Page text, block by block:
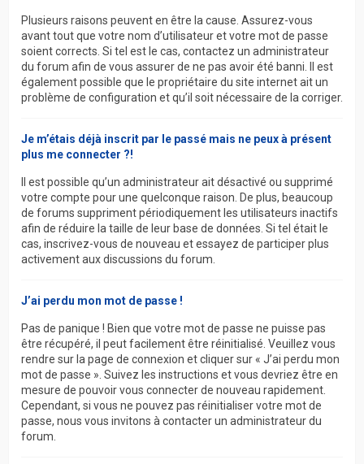
Plusieurs raisons peuvent en être la cause. Assurez-vous
avant tout que votre nom d’utilisateur et votre mot de passe
soient corrects. Si tel est le cas, contactez un administrateur
du forum afin de vous assurer de ne pas avoir été banni. Il est
également possible que le propriétaire du site internet ait un
problème de configuration et qu’il soit nécessaire de la corriger.
Je m’étais déjà inscrit par le passé mais ne peux à présent
plus me connecter ?!
Il est possible qu’un administrateur ait désactivé ou supprimé
votre compte pour une quelconque raison. De plus, beaucoup
de forums suppriment périodiquement les utilisateurs inactifs
afin de réduire la taille de leur base de données. Si tel était le
cas, inscrivez-vous de nouveau et essayez de participer plus
activement aux discussions du forum.
J’ai perdu mon mot de passe !
Pas de panique ! Bien que votre mot de passe ne puisse pas
être récupéré, il peut facilement être réinitialisé. Veuillez vous
rendre sur la page de connexion et cliquer sur « J’ai perdu mon
mot de passe ». Suivez les instructions et vous devriez être en
mesure de pouvoir vous connecter de nouveau rapidement.
Cependant, si vous ne pouvez pas réinitialiser votre mot de
passe, nous vous invitons à contacter un administrateur du
forum.